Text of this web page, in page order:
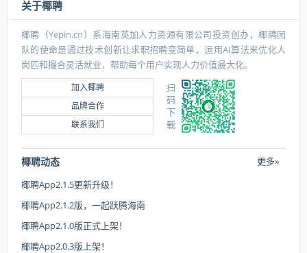
关于椰聘
椰聘（Yepin.cn）系海南英加人力资源有限公司投资创办，椰聘团
队的使命是通过技术创新让求职招聘变简单，运用AI算法来优化人
岗匹和撮合灵活就业，帮助每个用户实现人力价值最大化。
加入椰聘
品牌合作
联系我们
椰聘动态
更多»
椰聘App2.1.5更新升级！
椰聘App2.1.2版，一起跃腾海南
椰聘App2.1.0版正式上架！
椰聘App2.0.3版上架！